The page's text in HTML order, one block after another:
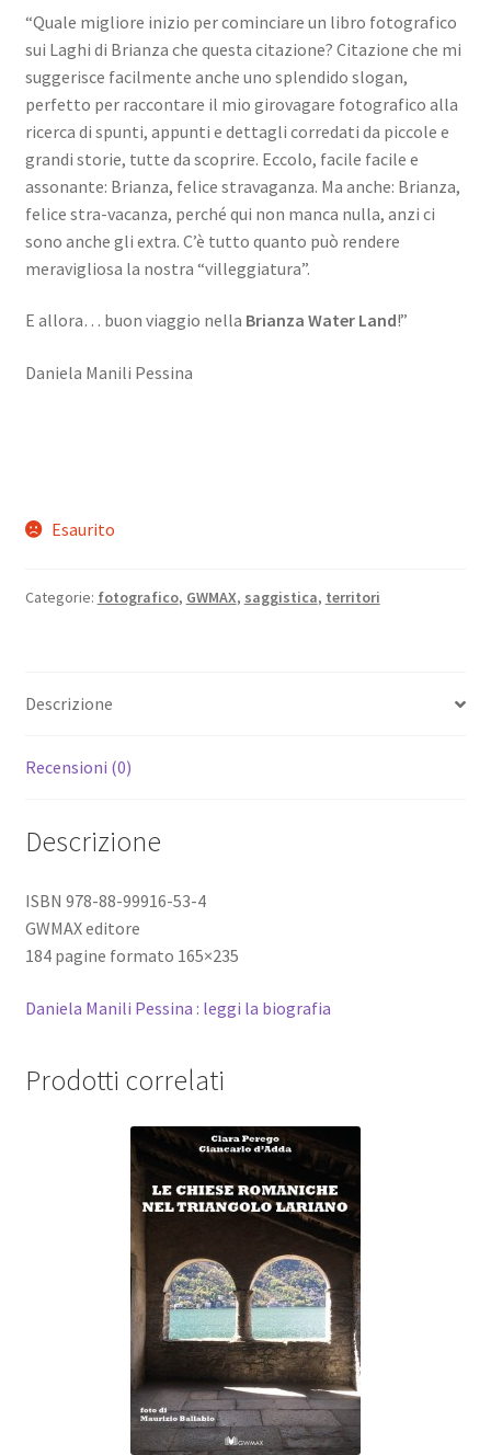
“Quale migliore inizio per cominciare un libro fotografico
sui Laghi di Brianza che questa citazione? Citazione che mi
suggerisce facilmente anche uno splendido slogan,
perfetto per raccontare il mio girovagare fotografico alla
ricerca di spunti, appunti e dettagli corredati da piccole e
grandi storie, tutte da scoprire. Eccolo, facile facile e
assonante: Brianza, felice stravaganza. Ma anche: Brianza,
felice stra-vacanza, perché qui non manca nulla, anzi ci
sono anche gli extra. C’è tutto quanto può rendere
meravigliosa la nostra “villeggiatura”.
E allora… buon viaggio nella Brianza Water Land!”
Daniela Manili Pessina
Esaurito
Categorie: fotografico, GWMAX, saggistica, territori
Descrizione
Recensioni (0)
Descrizione
ISBN 978-88-99916-53-4
GWMAX editore
184 pagine formato 165×235
Daniela Manili Pessina : leggi la biografia
Prodotti correlati